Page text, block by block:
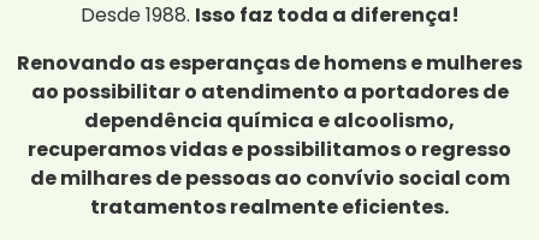
Desde 1988. Isso faz toda a diferença!
Renovando as esperanças de homens e mulheres
ao possibilitar o atendimento a portadores de
dependência química e alcoolismo,
recuperamos vidas e possibilitamos o regresso
de milhares de pessoas ao convívio social com
tratamentos realmente eficientes.